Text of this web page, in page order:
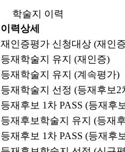
학술지 이력
이력상세
재인증평가 신청대상 (재인
등재학술지 유지 (재인증)
등재학술지 유지 (계속평가)
등재학술지 선정 (등재후보2
등재후보 1차 PASS (등재후
등재후보학술지 유지 (등재
등재후보 1차 PASS (등재후